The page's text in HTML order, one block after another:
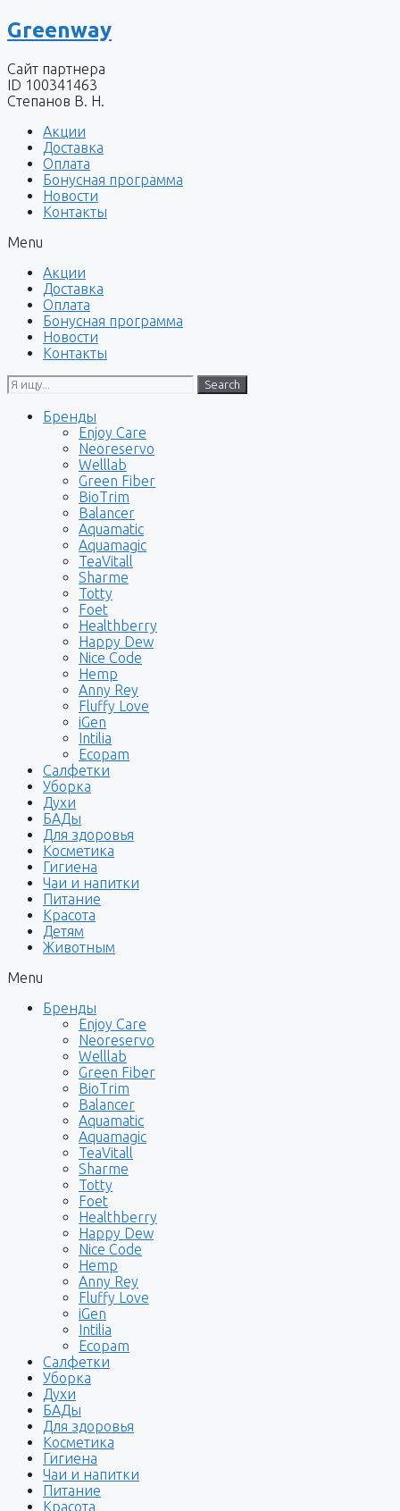
Перейти
к
Greenway
Сайт партнера
ID 100341463
Степанов В. Н.
Акции
Доставка
Оплата
Бонусная программа
Новости
Контакты
Menu
Акции
Доставка
Оплата
Бонусная программа
Новости
Контакты
Search
Бренды
Enjoy Care
Neoreservo
Welllab
Green Fiber
BioTrim
Balancer
Aquamatic
Aquamagic
TeaVitall
Sharme
Totty
Foet
Healthberry
Happy Dew
Nice Code
Hemp
Anny Rey
Fluffy Love
iGen
Intilia
Ecopam
Салфетки
Уборка
Духи
БАДы
Для здоровья
Косметика
Гигиена
Чаи и напитки
Питание
Красота
Детям
Животным
Menu
Бренды
Enjoy Care
Neoreservo
Welllab
Green Fiber
BioTrim
Balancer
Aquamatic
Aquamagic
TeaVitall
Sharme
Totty
Foet
Healthberry
Happy Dew
Nice Code
Hemp
Anny Rey
Fluffy Love
iGen
Intilia
Ecopam
Салфетки
Уборка
Духи
БАДы
Для здоровья
Косметика
Гигиена
Чаи и напитки
Питание
Красота